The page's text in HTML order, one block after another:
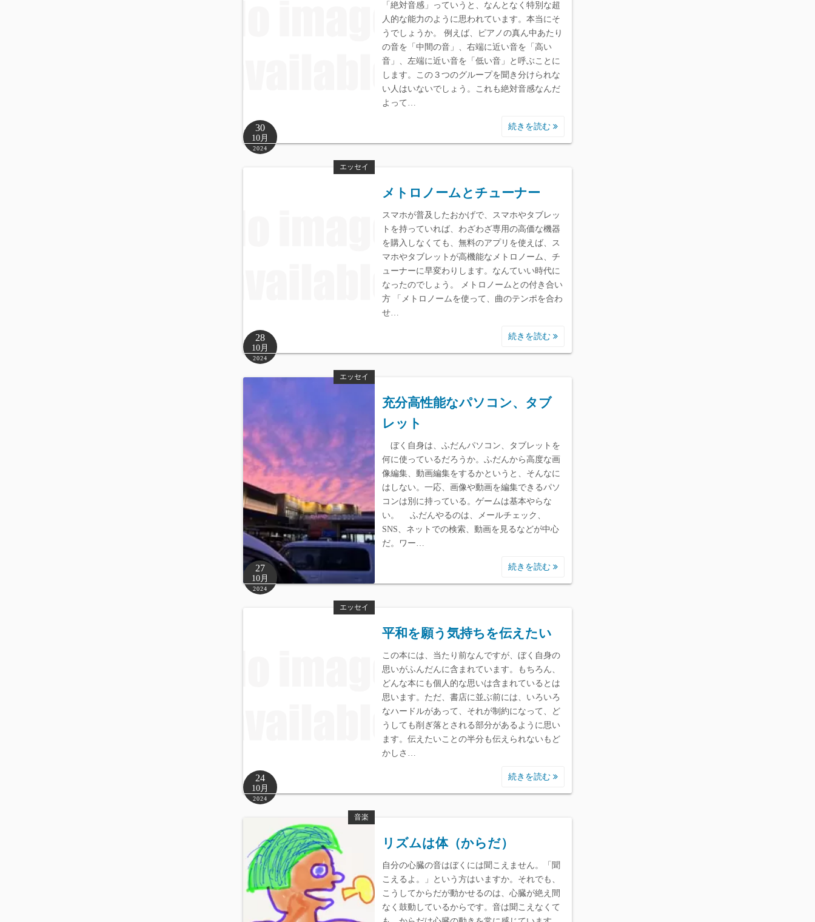
30
10月
2024
「絶対音感」っていうと、なんとなく特別な超
人的な能力のように思われています。本当にそ
うでしょうか。 例えば、ピアノの真ん中あたり
の音を「中間の音」、右端に近い音を「高い
音」、左端に近い音を「低い音」と呼ぶことに
します。この３つのグループを聞き分けられな
い人はいないでしょう。これも絶対音感なんだ
よって…
続きを読む
エッセイ
28
10月
2024
メトロノームとチューナー
スマホが普及したおかげで、スマホやタブレッ
トを持っていれば、わざわざ専用の高価な機器
を購入しなくても、無料のアプリを使えば、ス
マホやタブレットが高機能なメトロノーム、チ
ューナーに早変わりします。なんていい時代に
なったのでしょう。 メトロノームとの付き合い
方 「メトロノームを使って、曲のテンポを合わ
せ…
続きを読む
エッセイ
27
10月
2024
充分高性能なパソコン、タブ
レット
ぼく自身は、ふだんパソコン、タブレットを
何に使っているだろうか。ふだんから高度な画
像編集、動画編集をするかというと、そんなに
はしない。一応、画像や動画を編集できるパソ
コンは別に持っている。ゲームは基本やらな
い。 ふだんやるのは、メールチェック、
SNS、ネットでの検索、動画を見るなどが中心
だ。ワー…
続きを読む
エッセイ
24
10月
2024
平和を願う気持ちを伝えたい
この本には、当たり前なんですが、ぼく自身の
思いがふんだんに含まれています。もちろん、
どんな本にも個人的な思いは含まれているとは
思います。ただ、書店に並ぶ前には、いろいろ
なハードルがあって、それが制約になって、ど
うしても削ぎ落とされる部分があるように思い
ます。伝えたいことの半分も伝えられないもど
かしさ…
続きを読む
音楽
リズムは体（からだ）
自分の心臓の音はぼくには聞こえません。「聞
こえるよ。」という方はいますか。それでも、
こうしてからだが動かせるのは、心臓が絶え間
なく鼓動しているからです。音は聞こえなくて